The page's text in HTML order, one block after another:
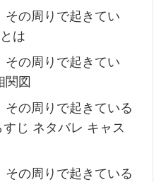
その周りで起きてい
は
その周りで起きてい
図
その周りで起きている
じ ネタバレ キャス
その周りで起きている